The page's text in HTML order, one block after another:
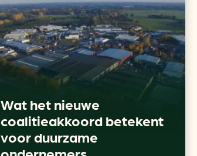
Wat het nieuwe
coalitieakkoord betekent
voor duurzame